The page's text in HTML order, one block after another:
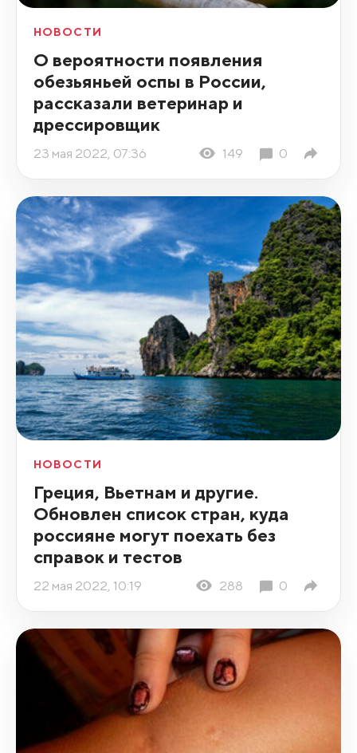
НОВОСТИ
О вероятности появления
обезьяньей оспы в России,
рассказали ветеринар и
дрессировщик
23 мая 2022, 07:36 149 0
НОВОСТИ
Греция, Вьетнам и другие.
Обновлен список стран, куда
россияне могут поехать без
справок и тестов
22 мая 2022, 10:19 288 0